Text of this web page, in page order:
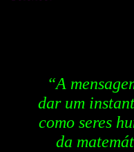
“A
dar um
como seres
da